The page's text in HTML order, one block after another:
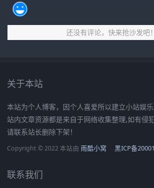
还没有评论，快来抢沙发吧！
关于本站
本站为个人博客，因个人喜爱所以建立小站娱乐
站内文章资源都是来自于网络收集整理,如有侵
请联系站长删除下架！
Copyright © 2022 本站由 雨酷小窝 黑ICP备
联系我们